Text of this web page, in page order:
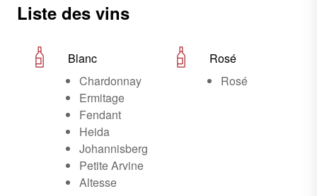
Liste des vins
Blanc
Chardonnay
Ermitage
Fendant
Heida
Johannisberg
Petite Arvine
Altesse
Rosé
Rosé